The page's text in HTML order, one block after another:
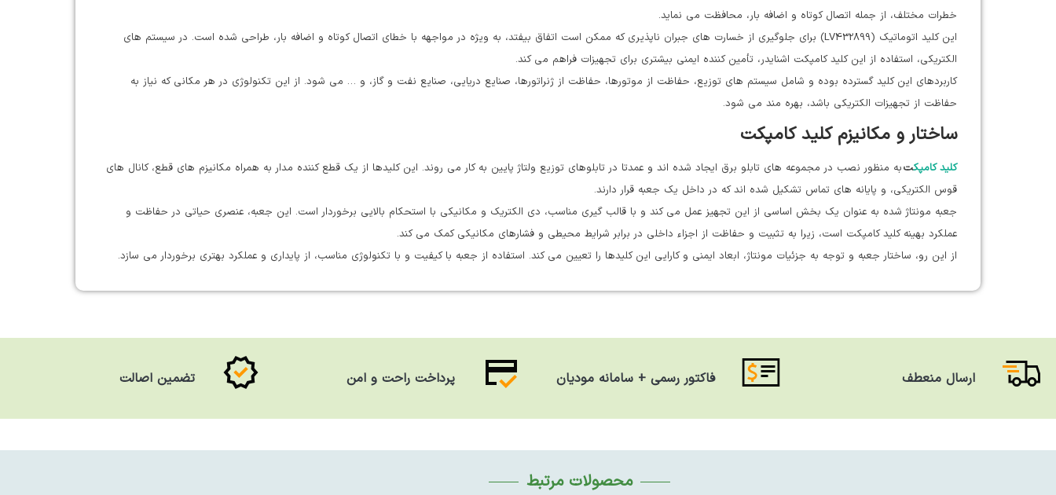
خطرات مختلف، از جمله اتصال کوتاه و اضافه بار، محافظت می نماید.
این کلید اتوماتیک (LV432899) برای جلوگیری از خسارت های جبران ناپذیری که ممکن است اتفاق بیفتد، به ویژه در مواجهه با خطای اتصال کوتاه و اضافه بار، طراحی شده است. در سیستم های
الکتریکی، استفاده از این کلید کامپکت اشنایدر، تأمین کننده ایمنی بیشتری برای تجهیزات فراهم می کند.
کاربردهای این کلید گسترده بوده و شامل سیستم های توزیع، حفاظت از موتورها، حفاظت از ژنراتورها، صنایع دریایی، صنایع نفت و گاز، و … می شود. از این تکنولوژی در هر مکانی که نیاز به
حفاظت از تجهیزات الکتریکی باشد، بهره مند می شود.
ساختار و مکانیزم کلید کامپکت
کلید کامپکتبه منظور نصب در مجموعه های تابلو برق ایجاد شده اند و عمدتا در تابلوهای توزیع ولتاژ پایین به کار می روند. این کلیدها از یک قطع کننده مدار به همراه مکانیزم های قطع، کانال های
قوس الکتریکی، و پایانه های تماس تشکیل شده اند که در داخل یک جعبه قرار دارند.
جعبه مونتاژ شده به عنوان یک بخش اساسی از این تجهیز عمل می کند و با قالب گیری مناسب، دی الکتریک و مکانیکی با استحکام بالایی برخوردار است. این جعبه، عنصری حیاتی در حفاظت و
عملکرد بهینه کلید کامپکت است، زیرا به تثبیت و حفاظت از اجزاء داخلی در برابر شرایط محیطی و فشارهای مکانیکی کمک می کند.
از این رو، ساختار جعبه و توجه به جزئیات مونتاژ، ابعاد ایمنی و کارایی این کلیدها را تعیین می کند. استفاده از جعبه با کیفیت و با تکنولوژی مناسب، از پایداری و عملکرد بهتری برخوردار می سازد.
ارسال منعطف فاکتور رسمی + سامانه مودیان پرداخت راحت و امن تضمین اصالت
محصولات مرتبط